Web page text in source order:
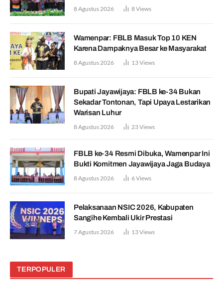
8 Agustus 2026 8Views
Wamenpar: FBLB Masuk Top 10 KEN
Karena Dampaknya Besar ke Masyarakat
8 Agustus 2026 13Views
Bupati Jayawijaya: FBLB ke-34 Bukan
Sekadar Tontonan, Tapi Upaya Lestarikan
Warisan Luhur
8 Agustus 2026 23Views
FBLB ke-34 Resmi Dibuka, Wamenpar Ini
Bukti Komitmen Jayawijaya Jaga Budaya
8 Agustus 2026 6Views
Pelaksanaan NSIC 2026, Kabupaten
Sangihe Kembali Ukir Prestasi
7 Agustus 2026 13Views
TERPOPULER